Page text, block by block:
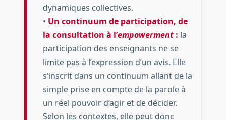
dynamiques collectives.
• Un continuum de participation, de
la consultation à l’empowerment: la
participation des enseignants ne se
limite pas à l’expression d’un avis. Elle
s’inscrit dans un continuum allant de la
simple prise en compte de la parole à
un réel pouvoir d’agir et de décider.
Selon les contextes, elle peut donc